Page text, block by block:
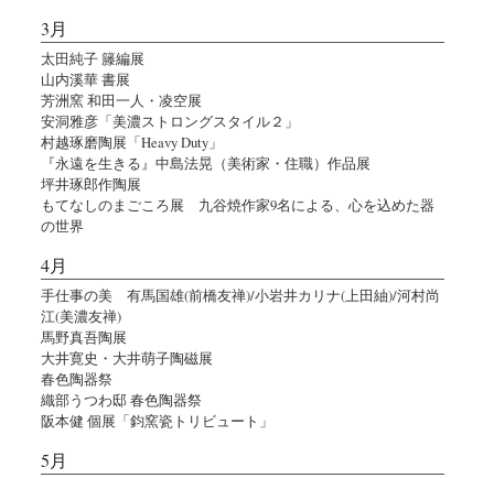
3月
太田純子 籐編展
山内溪華 書展
芳洲窯 和田一人・凌空展
安洞雅彦「美濃ストロングスタイル２」
村越琢磨陶展「Heavy Duty」
『永遠を生きる』中島法晃（美術家・住職）作品展
坪井琢郎作陶展
もてなしのまごころ展 九谷焼作家9名による、心を込めた器
の世界
4月
手仕事の美 有馬国雄(前橋友禅)/小岩井カリナ(上田紬)/河村尚
江(美濃友禅)
馬野真吾陶展
大井寛史・大井萌子陶磁展
春色陶器祭
織部うつわ邸 春色陶器祭
阪本健 個展「鈞窯瓷トリビュート」
5月